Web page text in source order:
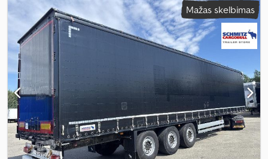
Mažas skelbimas